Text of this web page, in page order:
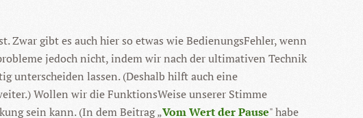
gibt es auch hier so etwas wie BedienungsFehler, wenn
jedoch nicht, indem wir nach der ultimativen Technik
unterscheiden lassen. (Deshalb hilft auch eine
Wollen wir die FunktionsWeise unserer Stimme
sein kann. (In dem Beitrag „Vom Wert der Pause" habe